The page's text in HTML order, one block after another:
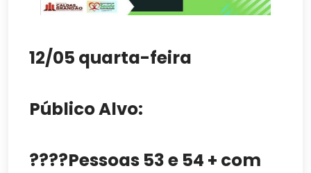
12/05 quarta-feira
Público Alvo:
????Pessoas 53 e 54 + com